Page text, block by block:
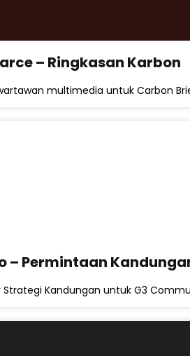
– Ringkasan Karbon
multimedia untuk Carbon
– Permintaan
Strategi Kandungan untuk G3